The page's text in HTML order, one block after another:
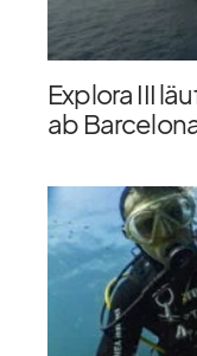
Explora III
ab